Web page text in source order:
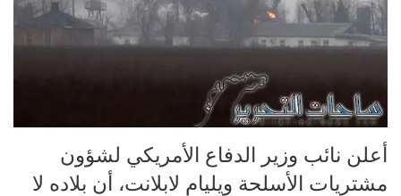
أعلن نائب وزير الدفاع الأمريكي لشؤون
مشتريات الأسلحة ويليام لابلانت، أن بلاده لا